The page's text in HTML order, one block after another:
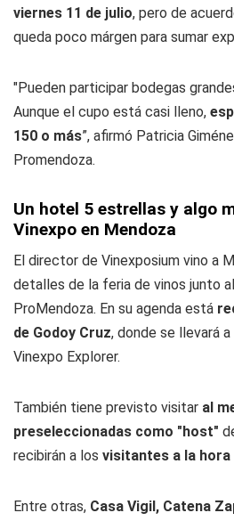
viernes 11 de julio, pero de
queda poco márgen para sumar
"Pueden participar bodegas
Aunque el cupo está casi lleno,
150 o más”, afirmó Patricia
Promendoza.
Un hotel 5 estrellas y algo
Vinexpo en Mendoza
El director de Vinexposium vino a
detalles de la feria de vinos junto
ProMendoza. En su agenda está
de Godoy Cruz, donde se llevará
Vinexpo Explorer.
También tiene previsto visitar al
preseleccionadas como "host"
recibirán a los visitantes a la
Entre otras, Casa Vigil, Catena